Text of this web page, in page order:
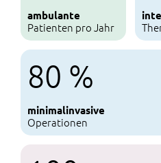
ambulante
Patienten pro Jahr
80 %
minimal­invasive
Operationen